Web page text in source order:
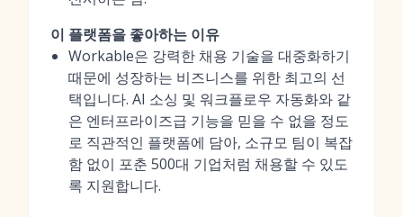
이 플랫폼을 좋아하는 이유
Workable은 강력한 채용 기술을 대중화하기
때문에 성장하는 비즈니스를 위한 최고의 선
택입니다. AI 소싱 및 워크플로우 자동화와 같
은 엔터프라이즈급 기능을 믿을 수 없을 정도
로 직관적인 플랫폼에 담아, 소규모 팀이 복잡
함 없이 포춘 500대 기업처럼 채용할 수 있도
록 지원합니다.